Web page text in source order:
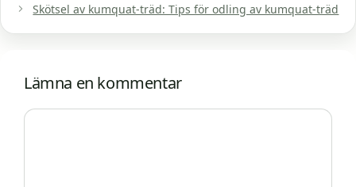
Skötsel av kumquat-träd: Tips för odling av kumquat-träd
Lämna en kommentar
Kommentar